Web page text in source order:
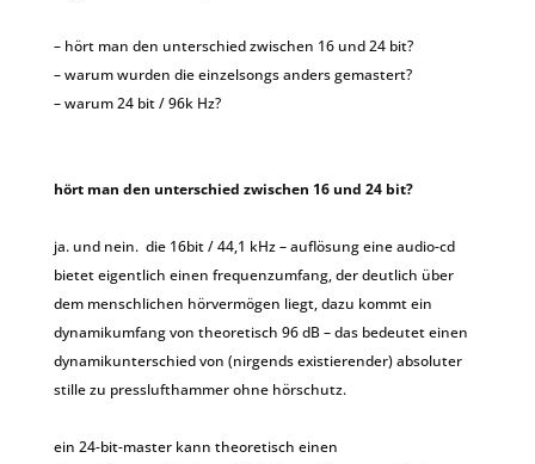
– hört man den unterschied zwischen 16 und 24 bit?
– warum wurden die einzelsongs anders gemastert?
– warum 24 bit / 96k Hz?
hört man den unterschied zwischen 16 und 24 bit?
ja. und nein. die 16bit / 44,1 kHz – auflösung eine audio-cd
bietet eigentlich einen frequenzumfang, der deutlich über
dem menschlichen hörvermögen liegt, dazu kommt ein
dynamikumfang von theoretisch 96 dB – das bedeutet einen
dynamikunterschied von (nirgends existierender) absoluter
stille zu presslufthammer ohne hörschutz.
ein 24-bit-master kann theoretisch einen